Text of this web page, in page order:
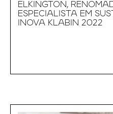
ELKINGTON,
ESPECIALISTA EM
INOVA KLABIN 2022